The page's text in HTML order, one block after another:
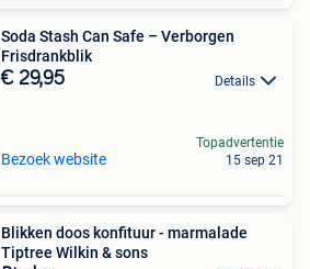
Soda Stash Can Safe – Verborgen
Frisdrankblik
€ 29,95 Details
Bezoek website
Topadvertentie
15 sep 21
Blikken doos konfituur - marmalade
Tiptree Wilkin & sons